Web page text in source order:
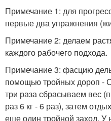
Примечание 1: для
первые два упражнения
Примечание 2: делаем
каждого рабочего подхода.
Примечание 3: фасцию
помощью тройных дороп -
три раза сбрасываем вес
раз 6 кг - 6 раз), затем
еще один тройной заход. У